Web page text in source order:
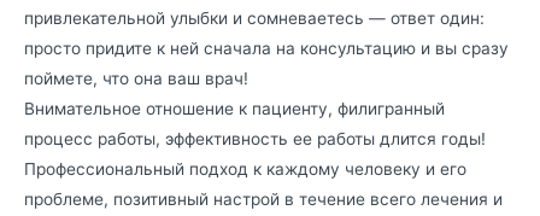
привлекательной улыбки и сомневаетесь — ответ один:
просто придите к ней сначала на консультацию и вы сразу
поймете, что она ваш врач!
Внимательное отношение к пациенту, филигранный
процесс работы, эффективность ее работы длится годы!
Профессиональный подход к каждому человеку и его
проблеме, позитивный настрой в течение всего лечения и